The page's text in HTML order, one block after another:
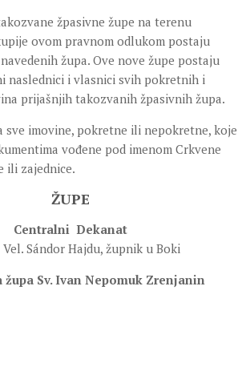
žpasivne župe na terenu
ovom pravnom odlukom postaju
župa. Ove nove župe postaju
naslednici i vlasnici svih pokretnih i
prijašnjih takozvanih žpasivnih župa.
sve imovine, pokretne ili nepokretne, koje
vođene pod imenom Crkvene
ili zajednice.
ŽUPE
Centralni Dekanat
Sándor Hajdu, župnik u Boki
župa Sv. Ivan Nepomuk Zrenjanin